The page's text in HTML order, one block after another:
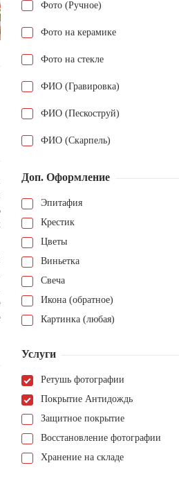
Фото (Ручное)
Фото на керамике
Фото на стекле
ФИО (Гравировка)
ФИО (Пескоструй)
ФИО (Скарпель)
Доп. Оформление
Эпитафия
Крестик
Цветы
Виньетка
Свеча
Икона (обратное)
Картинка (любая)
Услуги
Ретушь фотографии
Покрытие Антидождь
Защитное покрытие
Восстановление фотографии
Хранение на складе